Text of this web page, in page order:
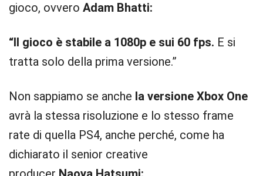
gioco, ovvero Adam Bhatti:
“Il gioco è stabile a 1080p e sui 60 fps. E si
tratta solo della prima versione.”
Non sappiamo se anche la versione Xbox One
avrà la stessa risoluzione e lo stesso frame
rate di quella PS4, anche perché, come ha
dichiarato il senior creative